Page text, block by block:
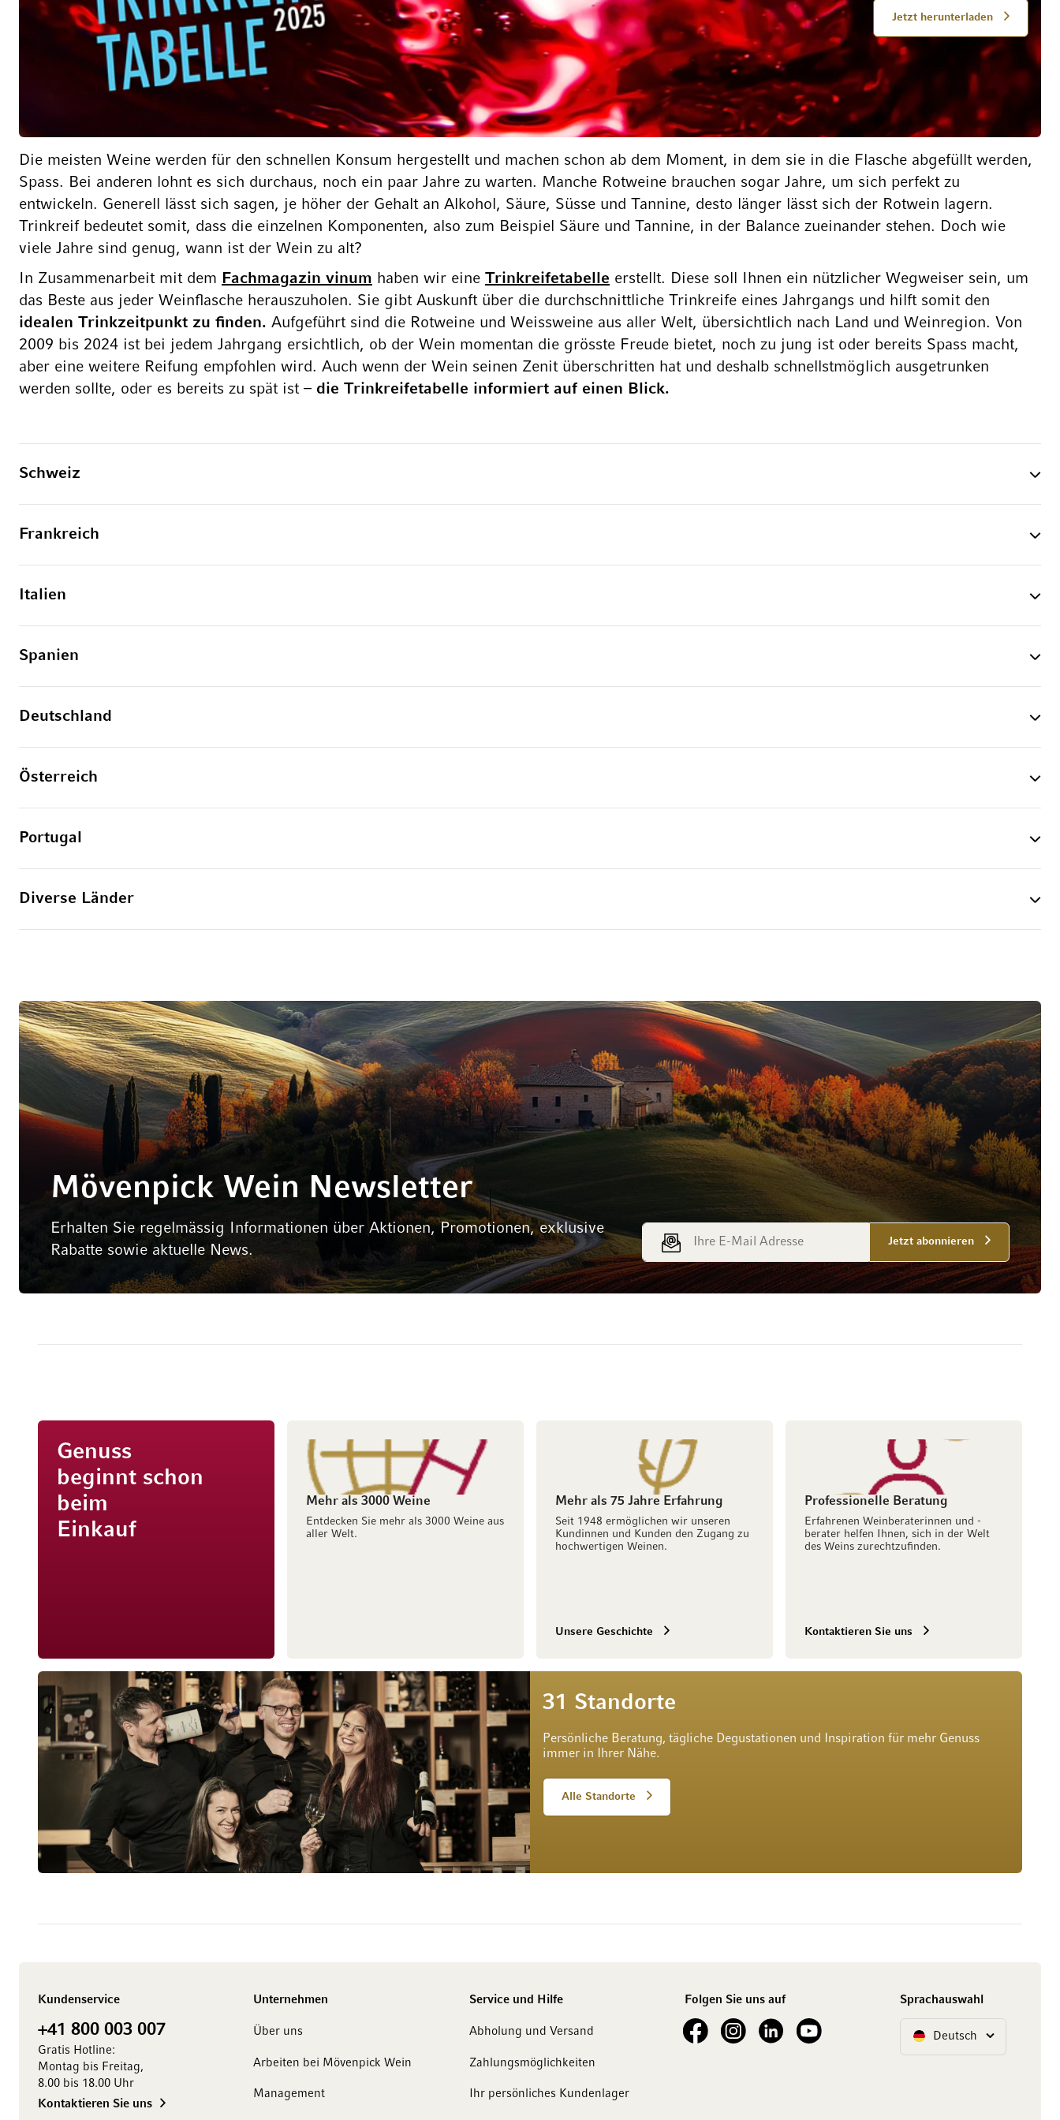
Jetzt herunterladen
Die meisten Weine werden für den schnellen Konsum hergestellt und machen schon ab dem Moment, in dem sie in die Flasche abgefüllt werden,
Spass. Bei anderen lohnt es sich durchaus, noch ein paar Jahre zu warten. Manche Rotweine brauchen sogar Jahre, um sich perfekt zu
entwickeln. Generell lässt sich sagen, je höher der Gehalt an Alkohol, Säure, Süsse und Tannine, desto länger lässt sich der Rotwein lagern.
Trinkreif bedeutet somit, dass die einzelnen Komponenten, also zum Beispiel Säure und Tannine, in der Balance zueinander stehen. Doch wie
viele Jahre sind genug, wann ist der Wein zu alt?
In Zusammenarbeit mit dem Fachmagazin vinum haben wir eine Trinkreifetabelle erstellt. Diese soll Ihnen ein nützlicher Wegweiser sein, um
das Beste aus jeder Weinflasche herauszuholen. Sie gibt Auskunft über die durchschnittliche Trinkreife eines Jahrgangs und hilft somit den
idealen Trinkzeitpunkt zu finden. Aufgeführt sind die Rotweine und Weissweine aus aller Welt, übersichtlich nach Land und Weinregion. Von
2009 bis 2024 ist bei jedem Jahrgang ersichtlich, ob der Wein momentan die grösste Freude bietet, noch zu jung ist oder bereits Spass macht,
aber eine weitere Reifung empfohlen wird. Auch wenn der Wein seinen Zenit überschritten hat und deshalb schnellstmöglich ausgetrunken
werden sollte, oder es bereits zu spät ist – die Trinkreifetabelle informiert auf einen Blick.
Schweiz
Frankreich
Italien
Spanien
Deutschland
Österreich
Portugal
Diverse Länder
Mövenpick Wein Newsletter
Erhalten Sie regelmässig Informationen über Aktionen, Promotionen, exklusive
Rabatte sowie aktuelle News.
E-Mail Adresse
Jetzt abonnieren
Genuss
beginnt schon
beim
Einkauf
Mehr als 3000 Weine
Entdecken Sie mehr als 3000 Weine aus
aller Welt.
Mehr als 75 Jahre Erfahrung
Seit 1948 ermöglichen wir unseren
Kundinnen und Kunden den Zugang zu
hochwertigen Weinen.
Unsere Geschichte
Professionelle Beratung
Erfahrenen Weinberaterinnen und -
berater helfen Ihnen, sich in der Welt
des Weins zurechtzufinden.
Kontaktieren Sie uns
31 Standorte
Persönliche Beratung, tägliche Degustationen und Inspiration für mehr Genuss
immer in Ihrer Nähe.
Alle Standorte
Kundenservice
+41 800 003 007
Gratis Hotline:
Montag bis Freitag,
8.00 bis 18.00 Uhr
Kontaktieren Sie uns
Unternehmen
Über uns
Arbeiten bei Mövenpick Wein
Management
Service und Hilfe
Abholung und Versand
Zahlungsmöglichkeiten
Ihr persönliches Kundenlager
Folgen Sie uns auf
See our FacebookSee our Instagram account
See our LinkedInSee our YouTube channel
Sprachauswahl
SpracheDeutsch